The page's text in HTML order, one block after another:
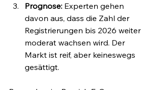
Prognose: Experten gehen
davon aus, dass die Zahl der
Registrierungen bis 2026 weiter
moderat wachsen wird. Der
Markt ist reif, aber keineswegs
gesättigt.